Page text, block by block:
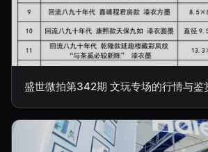
盛世微拍第342期 文玩专场的行情与鉴